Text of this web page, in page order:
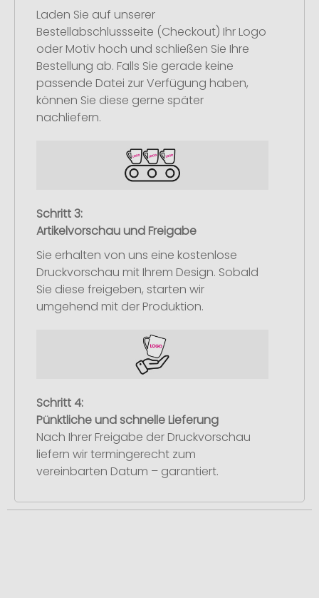
Laden Sie auf unserer
Bestellabschlussseite (Checkout) Ihr Logo
oder Motiv hoch und schließen Sie Ihre
Bestellung ab. Falls Sie gerade keine
passende Datei zur Verfügung haben,
können Sie diese gerne später
nachliefern.
Schritt 3:
Artikelvorschau und Freigabe
Sie erhalten von uns eine kostenlose
Druckvorschau mit Ihrem Design. Sobald
Sie diese freigeben, starten wir
umgehend mit der Produktion.
Schritt 4:
Pünktliche und schnelle Lieferung
Nach Ihrer Freigabe der Druckvorschau
liefern wir termingerecht zum
vereinbarten Datum – garantiert.